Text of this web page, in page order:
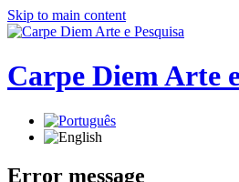
Skip to main content
Carpe Diem Arte
Error message